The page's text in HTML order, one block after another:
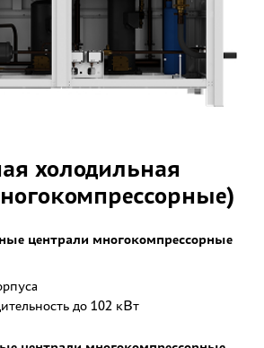
холодильная
централи многокомпрессорные
до 102 кВт